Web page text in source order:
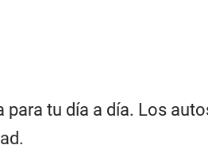
tu día a día. Los